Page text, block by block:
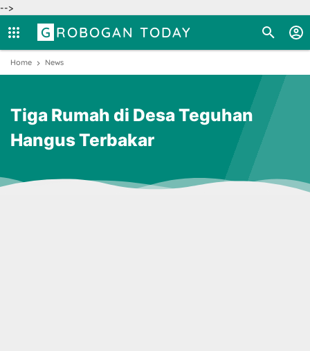
-->
GROBOGAN TODAY
Home News
Tiga Rumah di Desa Teguhan
Hangus Terbakar